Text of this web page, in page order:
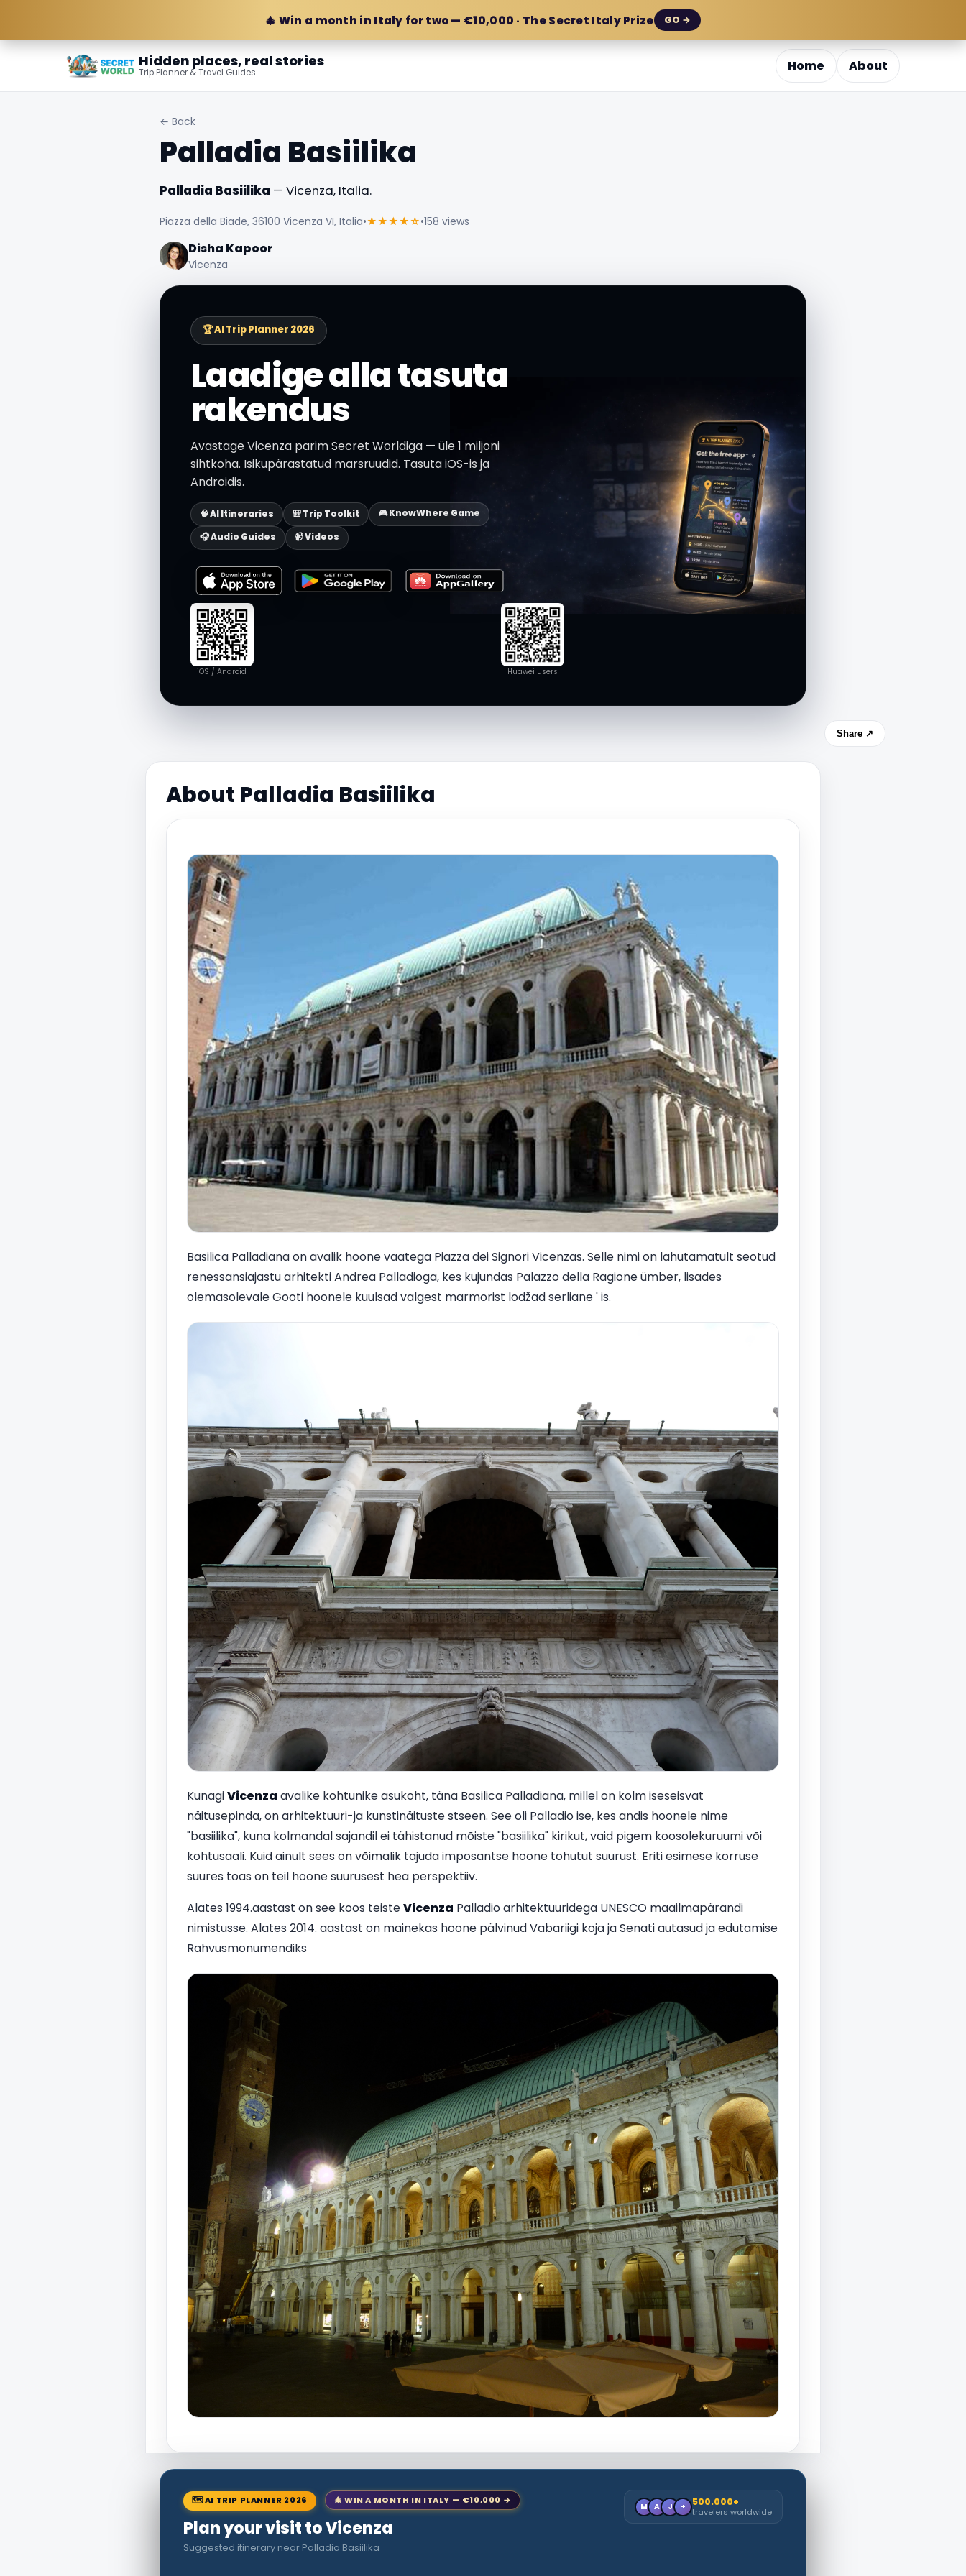
🎄 Win a month in Italy for two — €10,000 · The Secret Italy Prize GO →
Hidden places, real stories
Trip Planner & Travel Guides Home About
← Back
Palladia Basiilika
Palladia Basiilika — Vicenza, Italia.
Piazza della Biade, 36100 Vicenza VI, Italia•★★★★☆•158 views
Disha Kapoor
Vicenza
🏆 AI Trip Planner 2026
Laadige alla tasuta
rakendus
Avastage Vicenza parim Secret Worldiga — üle 1 miljoni
sihtkoha. Isikupärastatud marsruudid. Tasuta iOS-is ja
Androidis.
🧠 AI Itineraries 🎒 Trip Toolkit
🎮 KnowWhere Game
🎧 Audio Guides
📹 Videos
iOS / Android Huawei users
Share ↗
About Palladia Basiilika
Basilica Palladiana on avalik hoone vaatega Piazza dei Signori Vicenzas. Selle nimi on lahutamatult seotud
renessansiajastu arhitekti Andrea Palladioga, kes kujundas Palazzo della Ragione ümber, lisades
olemasolevale Gooti hoonele kuulsad valgest marmorist lodžad serliane ' is.
KunagiVicenza avalike kohtunike asukoht, täna Basilica Palladiana, millel on kolm iseseisvat
näitusepinda, on arhitektuuri-ja kunstinäituste stseen. See oli Palladio ise, kes andis hoonele nime
"basiilika", kuna kolmandal sajandil ei tähistanud mõiste "basiilika" kirikut, vaid pigem koosolekuruumi või
kohtusaali. Kuid ainult sees on võimalik tajuda imposantse hoone tohutut suurust. Eriti esimese korruse
suures toas on teil hoone suurusest hea perspektiiv.
Alates 1994.aastast on see koos teisteVicenza Palladio arhitektuuridega UNESCO maailmapärandi
nimistusse. Alates 2014. aastast on mainekas hoone pälvinud Vabariigi koja ja Senati autasud ja edutamise
Rahvusmonumendiks
🗺 AI TRIP PLANNER 2026 🎄 WIN A MONTH IN ITALY — €10,000 →
Plan your visit to Vicenza
Suggested itinerary near Palladia Basiilika
M A J + 500.000+
travelers worldwide